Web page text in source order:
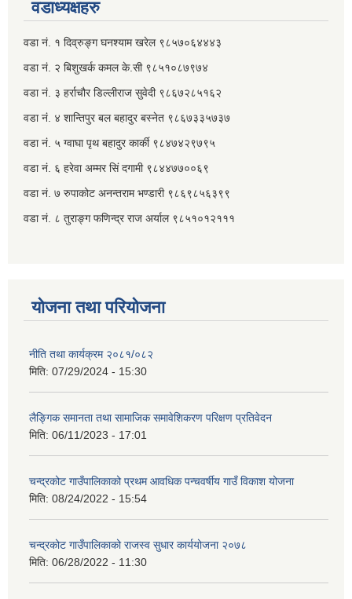
वडाध्यक्षहरु
वडा नं. १ दिव्रुङ्ग घनश्याम खरेल ९८५७०६४४४३
वडा नं. २ ‌‍बिशुखर्क कमल के.सी ९८५१०८७९७४
वडा नं. ३ हर्राचौर डिल्लीराज सुवेदी ९८६७२८५१६२
वडा नं. ४ शान्तिपुर बल बहादुर बस्नेत​ ९८६७३३५७३७
वडा नं. ५ ग्वाघा पृथ बहादुर कार्की ९८४७४२९७९५
वडा नं. ६ हरेवा अम्मर सिं दगामी​ ९८४४७७००६९
वडा नं. ७ ‌‍रुपाकोट अनन्तराम भण्डारी ९८६९८५६३९९
वडा नं. ८ तुराङ्ग फणिन्द्र राज अर्याल ९८५१०१२१११
योजना तथा परियोजना
नीति तथा कार्यक्रम २०८१/०८२
मिति: 07/29/2024 - 15:30
लैङ्गिक समानता तथा सामाजिक समावेशिकरण परिक्षण प्रतिवेदन
मिति: 06/11/2023 - 17:01
चन्द्रकोट गाउँपालिकाको प्रथम आवधिक पन्चवर्षीय गाउँ विकाश योजना
मिति: 08/24/2022 - 15:54
चन्द्रकोट गाउँपालिकाको राजस्व सुधार कार्ययोजना २०७८
मिति: 06/28/2022 - 11:30